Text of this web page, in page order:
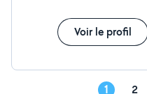
Voir le profil
1 2